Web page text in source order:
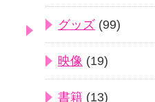
グッズ (99)
映像 (19)
書籍 (13)